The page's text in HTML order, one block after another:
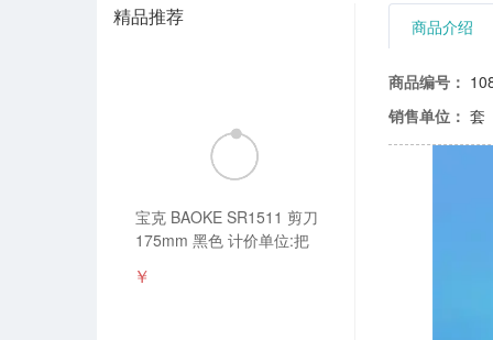
精品推荐
宝克 BAOKE SR1511 剪刀
175mm 黑色 计价单位:把
￥
商品介绍
商品编号：
销售单位： 套